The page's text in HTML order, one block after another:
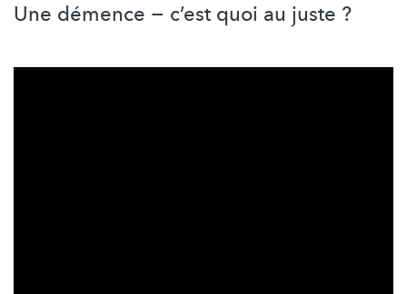
Une démence − c’est quoi au juste ?